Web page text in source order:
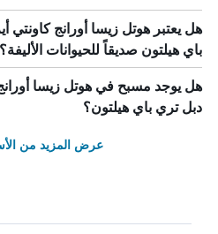
هل يعتبر هوتل زيسا أورانج كاونتي
باي هيلتون صديقاً للحيوانات الأليفة؟
هل يوجد مسبح في هوتل زيسا أورانج
دبل تري باي هيلتون؟
عرض المزيد من